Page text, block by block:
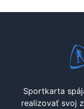
Sportkarta
realizovať svoj